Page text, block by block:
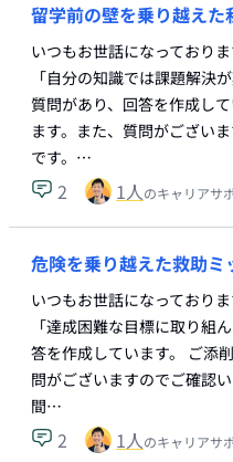
留学前の壁を乗り越えた
いつもお世話になっており
「自分の知識では課題解決
質問があり、回答を作成し
ます。また、質問がござい
です。…
2 1人のキャリアサ
危険を乗り越えた救助ミ
いつもお世話になっており
「達成困難な目標に取り組
答を作成しています。 ご添
問がございますのでご確認
間…
2 1人のキャリアサ